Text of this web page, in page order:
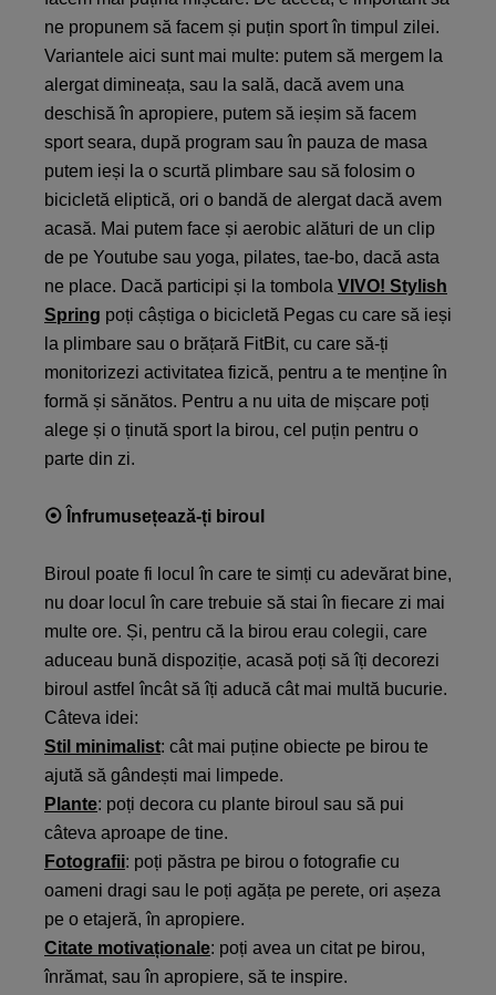
ne propunem să facem și puțin sport în timpul zilei.
Variantele aici sunt mai multe: putem să mergem la
alergat dimineața, sau la sală, dacă avem una
deschisă în apropiere, putem să ieșim să facem
sport seara, după program sau în pauza de masa
putem ieși la o scurtă plimbare sau să folosim o
bicicletă eliptică, ori o bandă de alergat dacă avem
acasă. Mai putem face și aerobic alături de un clip
de pe Youtube sau yoga, pilates, tae-bo, dacă asta
ne place. Dacă participi și la tombola VIVO! Stylish
Spring poți câștiga o bicicletă Pegas cu care să ieși
la plimbare sau o brățară FitBit, cu care să-ți
monitorizezi activitatea fizică, pentru a te menține în
formă și sănătos. Pentru a nu uita de mișcare poți
alege și o ținută sport la birou, cel puțin pentru o
parte din zi.
⦿ Înfrumusețează-ți biroul
Biroul poate fi locul în care te simți cu adevărat bine,
nu doar locul în care trebuie să stai în fiecare zi mai
multe ore. Și, pentru că la birou erau colegii, care
aduceau bună dispoziție, acasă poți să îți decorezi
biroul astfel încât să îți aducă cât mai multă bucurie.
Câteva idei:
Stil minimalist: cât mai puține obiecte pe birou te
ajută să gândești mai limpede.
Plante: poți decora cu plante biroul sau să pui
câteva aproape de tine.
Fotografii: poți păstra pe birou o fotografie cu
oameni dragi sau le poți agăța pe perete, ori așeza
pe o etajeră, în apropiere.
Citate motivaționale: poți avea un citat pe birou,
înrămat, sau în apropiere, să te inspire.